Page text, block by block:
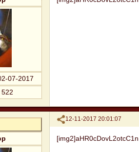
07-2017
522
Поделиться
12-11-2017 20:01:07